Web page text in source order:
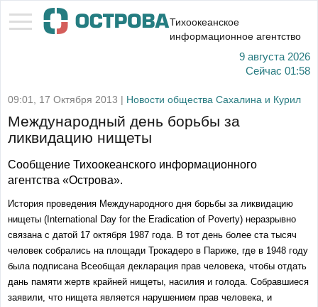
Тихоокеанское
информационное агентство
9 августа 2026
Сейчас 01:58
09:01, 17 Октября 2013 | Новости общества Сахалина и Курил
Международный день борьбы за
ликвидацию нищеты
Сообщение Тихоокеанского информационного
агентства «Острова».
История проведения Международного дня борьбы за ликвидацию
нищеты (International Day for the Eradication of Poverty) неразрывно
связана с датой 17 октября 1987 года. В тот день более ста тысяч
человек собрались на площади Трокадеро в Париже, где в 1948 году
была подписана Всеобщая декларация прав человека, чтобы отдать
дань памяти жертв крайней нищеты, насилия и голода. Собравшиеся
заявили, что нищета является нарушением прав человека, и